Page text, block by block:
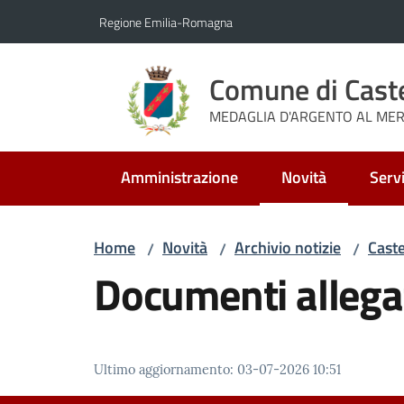
Regione Emilia-Romagna
Comune di
MEDAGLIA D'ARGENTO AL
Amministrazione Novità
Menu selezionato
Home / Novità / Archivio notizie /
Documenti
Ultimo aggiornamento: 03-07-2026 10:51